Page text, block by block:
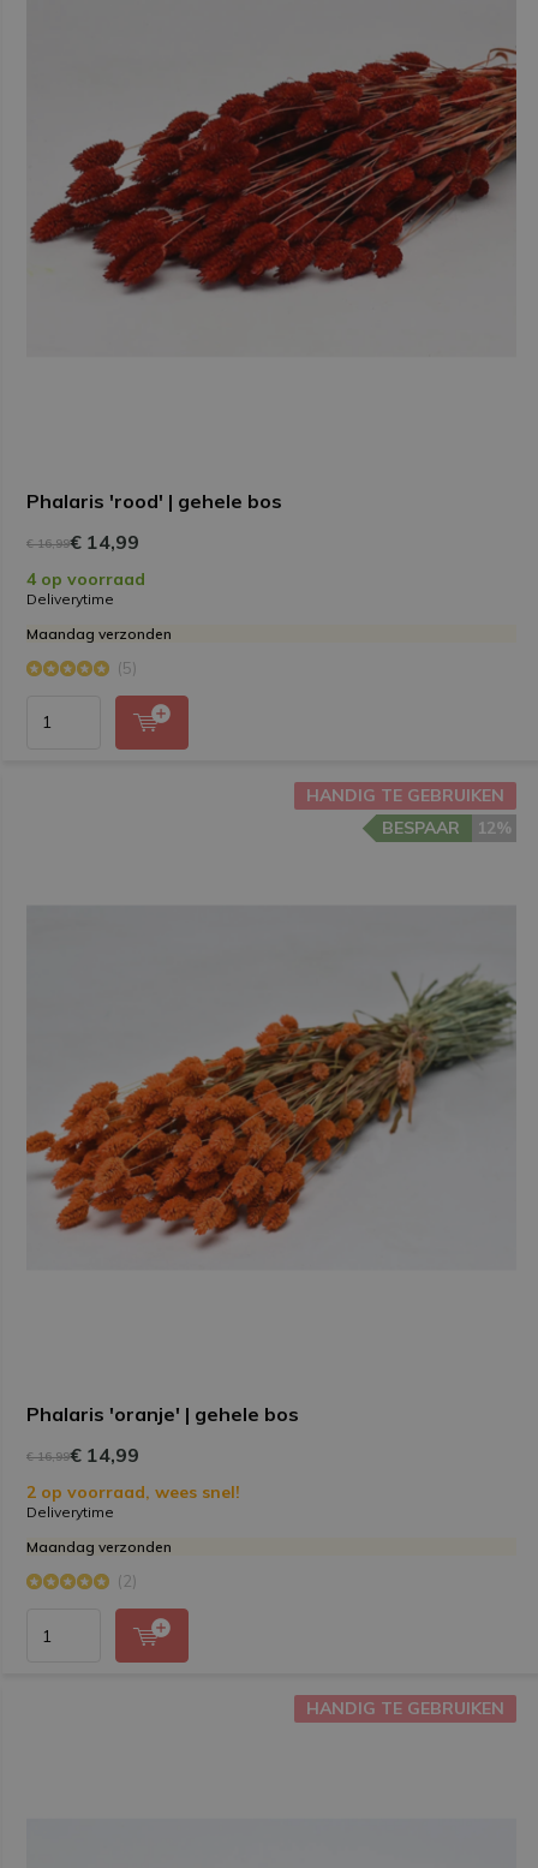
Phalaris 'rood' | gehele bos
€ 16,99€ 14,99
4 op voorraad
Deliverytime
Maandag verzonden
(5)
Phalaris 'oranje' | gehele bos
HANDIG TE GEBRUIKEN
12%
BESPAAR
€ 16,99€ 14,99
2 op voorraad, wees snel!
Deliverytime
Maandag verzonden
(2)
HANDIG TE GEBRUIKEN